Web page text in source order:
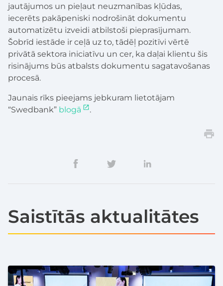
jautājumos un pieļaut neuzmanības kļūdas,
iecerēts pakāpeniski nodrošināt dokumentu
automatizētu izveidi atbilstoši pieprasījumam.
Šobrīd iestāde ir ceļā uz to, tādēļ pozitīvi vērtē
privātā sektora iniciatīvu un cer, ka daļai klientu šis
risinājums būs atbalsts dokumentu sagatavošanas
procesā.
Jaunais rīks pieejams jebkuram lietotājam
“Swedbank” blogā .
Saistītās aktualitātes